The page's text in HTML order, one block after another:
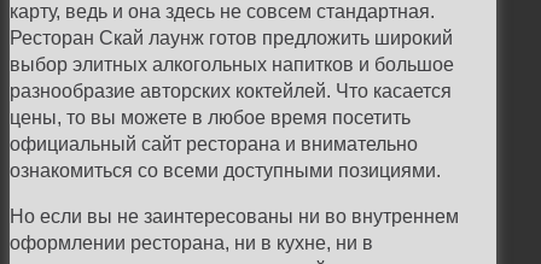
карту, ведь и она здесь не совсем стандартная.
Ресторан Скай лаунж готов предложить широкий
выбор элитных алкогольных напитков и большое
разнообразие авторских коктейлей. Что касается
цены, то вы можете в любое время посетить
официальный сайт ресторана и внимательно
ознакомиться со всеми доступными позициями.
Но если вы не заинтересованы ни во внутреннем
оформлении ресторана, ни в кухне, ни в